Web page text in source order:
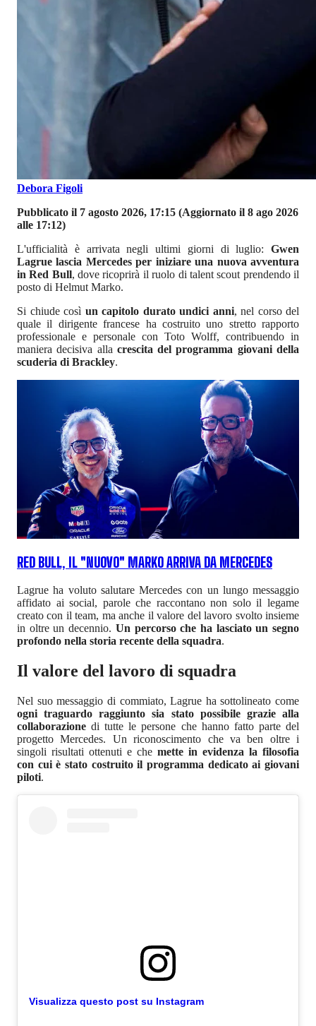
Debora Figoli
Pubblicato il 7 agosto 2026, 17:15 (Aggiornato il 8 ago 2026
alle 17:12)
L'ufficialità è arrivata negli ultimi giorni di luglio: Gwen
Lagrue lascia Mercedes per iniziare una nuova avventura
in Red Bull, dove ricoprirà il ruolo di talent scout prendendo il
posto di Helmut Marko.
Si chiude così un capitolo durato undici anni, nel corso del
quale il dirigente francese ha costruito uno stretto rapporto
professionale e personale con Toto Wolff, contribuendo in
maniera decisiva alla crescita del programma giovani della
scuderia di Brackley.
RED BULL, IL "NUOVO" MARKO ARRIVA DA MERCEDES
Lagrue ha voluto salutare Mercedes con un lungo messaggio
affidato ai social, parole che raccontano non solo il legame
creato con il team, ma anche il valore del lavoro svolto insieme
in oltre un decennio. Un percorso che ha lasciato un segno
profondo nella storia recente della squadra.
Il valore del lavoro di squadra
Nel suo messaggio di commiato, Lagrue ha sottolineato come
ogni traguardo raggiunto sia stato possibile grazie alla
collaborazione di tutte le persone che hanno fatto parte del
progetto Mercedes. Un riconoscimento che va ben oltre i
singoli risultati ottenuti e che mette in evidenza la filosofia
con cui è stato costruito il programma dedicato ai giovani
piloti.
Visualizza questo post su Instagram